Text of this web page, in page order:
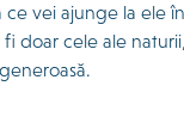
ce vei ajunge la ele
doar cele ale